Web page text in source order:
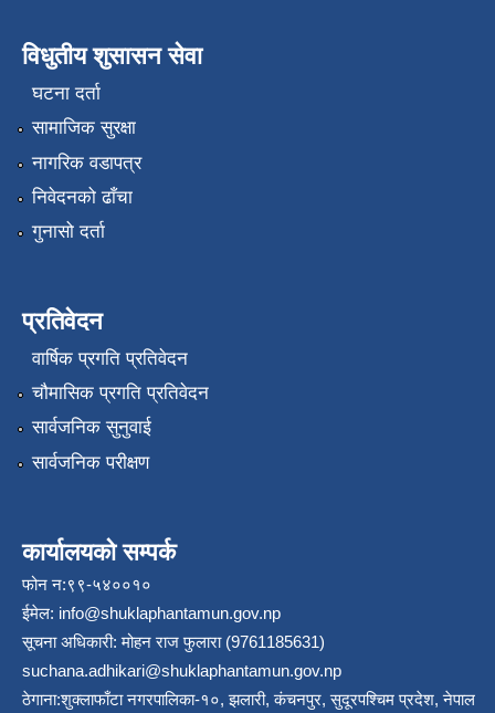
विधुतीय शुसासन सेवा
घटना दर्ता
सामाजिक सुरक्षा
नागरिक वडापत्र
निवेदनको ढाँचा
गुनासो दर्ता
प्रतिवेदन
वार्षिक प्रगति प्रतिवेदन
चौमासिक प्रगति प्रतिवेदन
सार्वजनिक सुनुवाई
सार्वजनिक परीक्षण
कार्यालयको सम्पर्क
फोन न:९९-५४००१०
ईमेल: info@shuklaphantamun.gov.np
सूचना अधिकारी: मोहन राज फुलारा (9761185631)
suchana.adhikari@shuklaphantamun.gov.np
ठेगाना:शुक्लाफाँटा नगरपालिका-१०, झलारी, कंचनपुर, सुदूरपश्चिम प्रदेश, नेपाल